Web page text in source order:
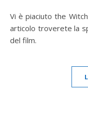
Vi è piaciuto the Witch ma non vi è tutto chiaro? In questo
articolo troverete la
del film.